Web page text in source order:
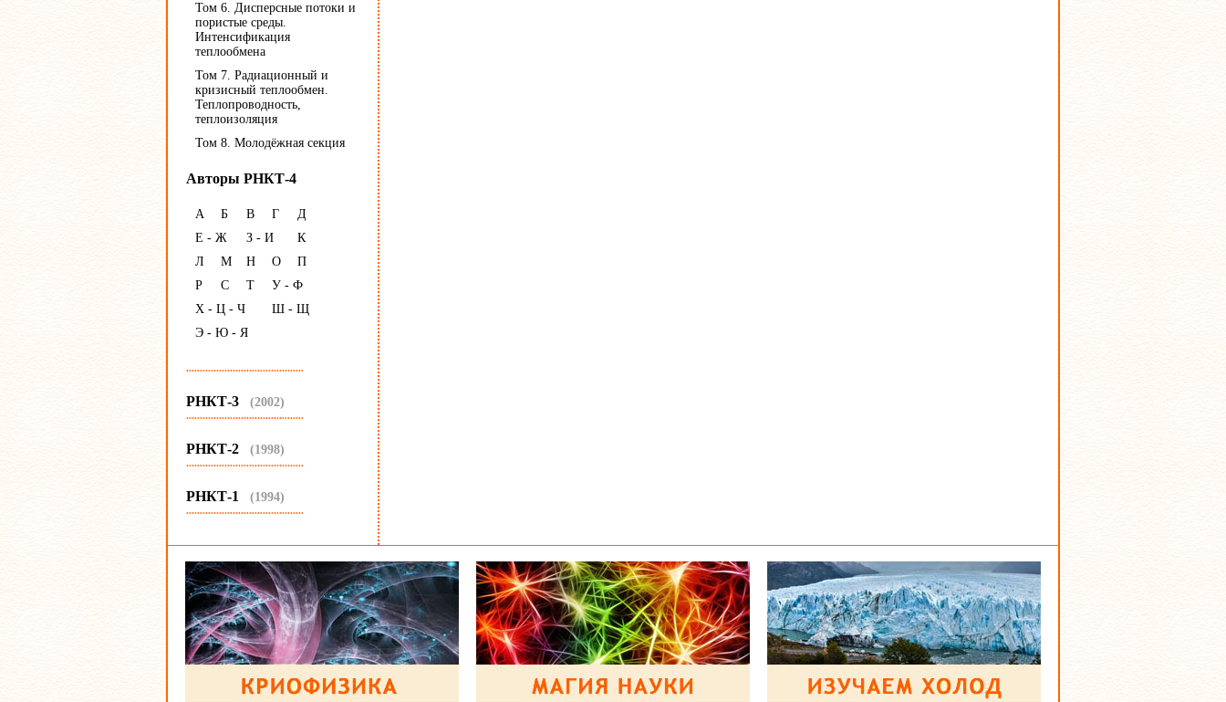
Том 6. Дисперсные потоки и
пористые среды.
Интенсификация
теплообмена
Том 7. Радиационный и
кризисный теплообмен.
Теплопроводность,
теплоизоляция
Том 8. Молодёжная секция
Авторы РНКТ-4
А Б В Г
Д
Е - Ж
З - И
К
Л
М Н О
П
Р
С Т
У - Ф
Х - Ц - Ч
Ш - Щ
Э - Ю - Я
...........................................
РНКТ-3 (2002)
...........................................
РНКТ-2 (1998)
...........................................
РНКТ-1 (1994)
...........................................